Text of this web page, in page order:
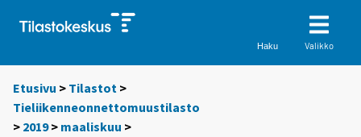
Haku Valikko
Etusivu > Tilastot >
Tieliikenneonnettomuustilasto
> 2019> maaliskuu >